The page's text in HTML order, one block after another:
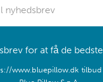
for at få de
www.bluepillow.dk tilbud